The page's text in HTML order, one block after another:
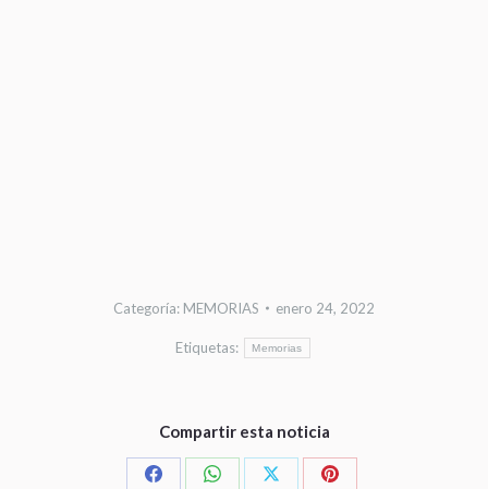
Categoría: MEMORIAS enero 24, 2022
Etiquetas: Memorias
Compartir esta noticia